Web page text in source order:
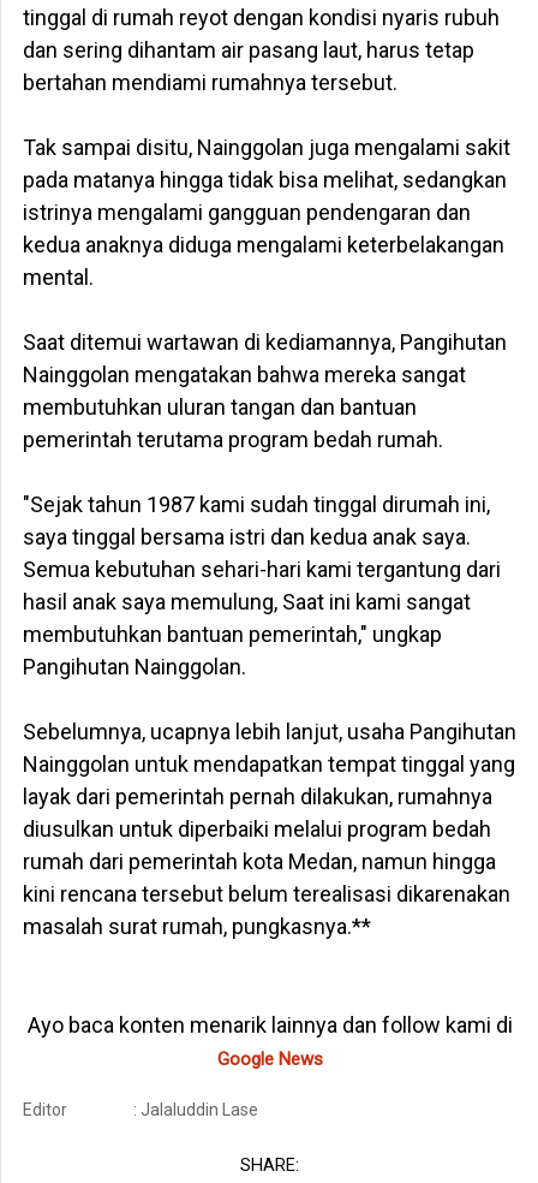
tinggal di rumah reyot dengan kondisi nyaris rubuh
dan sering dihantam air pasang laut, harus tetap
bertahan mendiami rumahnya tersebut.
‎Tak sampai disitu, Nainggolan juga mengalami sakit
pada matanya hingga tidak bisa melihat, sedangkan
istrinya mengalami gangguan pendengaran dan
kedua anaknya diduga mengalami keterbelakangan
mental.
‎Saat ditemui wartawan di kediamannya, Pangihutan
Nainggolan mengatakan bahwa mereka sangat
membutuhkan uluran tangan dan bantuan
pemerintah terutama program bedah rumah.
‎"Sejak tahun 1987 kami sudah tinggal dirumah ini,
saya tinggal bersama istri dan kedua anak saya.
Semua kebutuhan sehari-hari kami tergantung dari
hasil anak saya memulung, Saat ini kami sangat
membutuhkan bantuan pemerintah," ungkap
Pangihutan Nainggolan.
‎Sebelumnya, ucapnya lebih lanjut, usaha Pangihutan
Nainggolan untuk mendapatkan tempat tinggal yang
layak dari pemerintah pernah dilakukan, rumahnya
diusulkan untuk diperbaiki melalui program bedah
rumah dari pemerintah kota Medan, namun hingga
kini rencana tersebut belum terealisasi dikarenakan
masalah surat rumah, pungkasnya.**
Ayo baca konten menarik lainnya dan follow kami di
Google News
Editor : Jalaluddin Lase
SHARE: